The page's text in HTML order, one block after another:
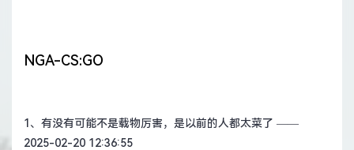
NGA-CS:GO
1、 有没有可能不是载物厉害，是以前的人都太菜了 ——
2025-02-20 12:36:55